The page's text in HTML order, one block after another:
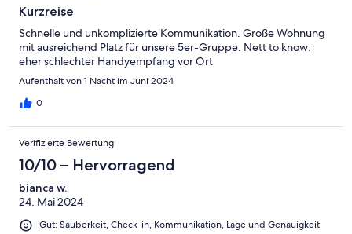
Kurzreise
Schnelle und unkomplizierte Kommunikation. Große Wohnung
mit ausreichend Platz für unsere 5er-Gruppe. Nett to know:
eher schlechter Handyempfang vor Ort
Aufenthalt von 1 Nacht im Juni 2024
0
Verifizierte Bewertung
10/10 – Hervorragend
bianca w.
24. Mai 2024
Gut: Sauberkeit, Check-in, Kommunikation, Lage und Genauigkeit